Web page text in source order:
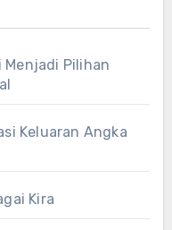
Menjadi Pilihan
Keluaran Angka
Kira